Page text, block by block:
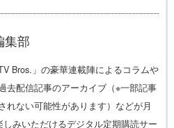
集部
Bros.」の豪華連載陣によるコラムや
去配信記事のアーカイブ（※一部記事
れない可能性があります）などが月
しみいただけるデジタル定期購読サー